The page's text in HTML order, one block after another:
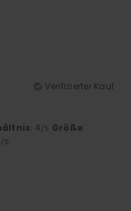
Verifizierter Kauf
: 4/5 Größe:
/5